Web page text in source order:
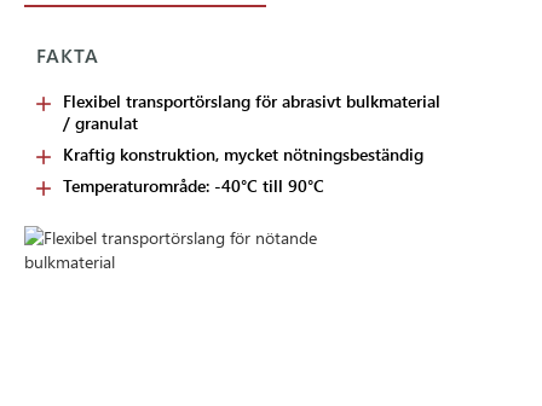
FAKTA
Flexibel transportörslang för abrasivt bulkmaterial
/ granulat
Kraftig konstruktion, mycket nötningsbeständig
Temperaturområde: -40°C till 90°C